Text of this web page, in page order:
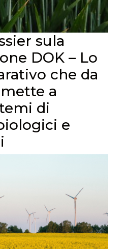
sula
DOK – Lo
che da
a
di
e